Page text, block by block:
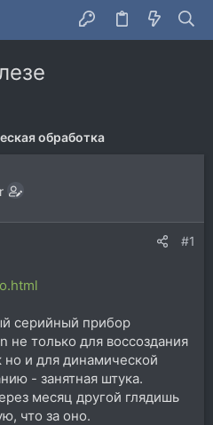
обработка
#1
серийный прибор
только для воссоздания
но и для динамической
- занятная штука.
месяц другой глядишь
что за оно.